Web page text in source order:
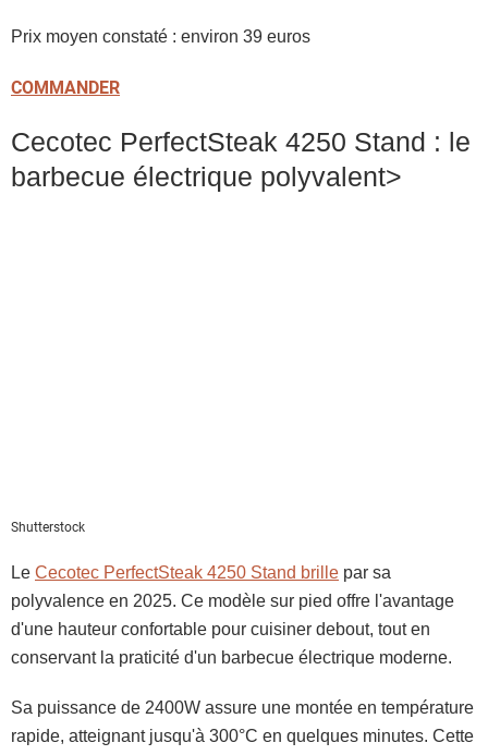
Prix moyen constaté : environ 39 euros
COMMANDER
Cecotec PerfectSteak 4250 Stand : le
barbecue électrique polyvalent>
Shutterstock
Le Cecotec PerfectSteak 4250 Stand brille par sa
polyvalence en 2025. Ce modèle sur pied offre l'avantage
d'une hauteur confortable pour cuisiner debout, tout en
conservant la praticité d'un barbecue électrique moderne.
Sa puissance de 2400W assure une montée en température
rapide, atteignant jusqu'à 300°C en quelques minutes. Cette